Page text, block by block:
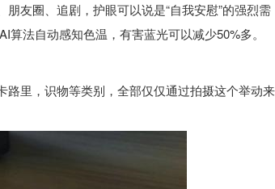
友圈、追剧，护眼可以说是“自我安慰”的强烈需
法自动感知色温，有害蓝光可以减少50%多。
里，识物等类别，全部仅仅通过拍摄这个举动